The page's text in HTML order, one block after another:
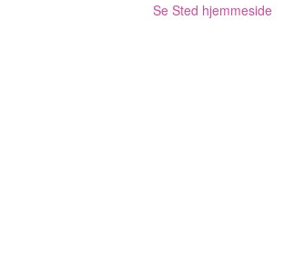
Se Sted hjemmeside